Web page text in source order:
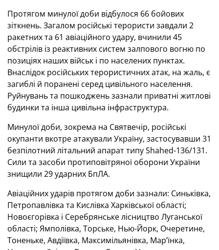
Протягом минулої доби відбулося 66 бойових
зіткнень. Загалом російські терористи завдали 2
ракетних та 61 авіаційного удару, вчинили 45
обстрілів із реактивних систем залпового вогню по
позиціях наших військ і по населених пунктах.
Внаслідок російських терористичних атак, на жаль, є
загиблі й поранені серед цивільного населення.
Руйнувань та пошкоджень зазнали приватні житлові
будинки та інша цивільна інфраструктура.
Минулої доби, зокрема на Святвечір, російські
окупанти вкотре атакували Україну, застосувавши 31
безпілотний літальний апарат типу Shahed-136/131.
Сили та засоби протиповітряної оборони України
знищили 29 ударних БпЛА.
Авіаційних ударів протягом доби зазнали: Синьківка,
Петропавлівка та Кислівка Харківської області;
Новоєгорівка і Серебрянське лісництво Луганської
області; Ямполівка, Торське, Нью-Йорк, Очеретине,
Тоненьке, Авдіївка, Максимільянівка, Мар’їнка,